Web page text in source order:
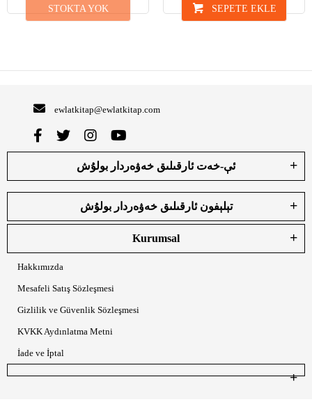
SEPETE EKLE
STOKTA YOK
ewlatkitap@ewlatkitap.com
ئې-خەت ئارقىلىق خەۋەردار بولۇش
تېلېفون ئارقىلىق خەۋەردار بولۇش
Kurumsal
Hakkımızda
Mesafeli Satış Sözleşmesi
Gizlilik ve Güvenlik Sözleşmesi
KVKK Aydınlatma Metni
İade ve İptal